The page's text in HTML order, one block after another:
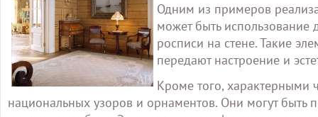
Одним из примеров
может быть
росписи на стене. Такие
передают настроение и
Кроме того, характерными
национальных узоров и орнаментов. Они могут быть